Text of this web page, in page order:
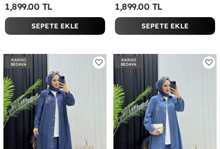
1,899.00 TL
SEPETE EKLE
1,899.00 TL
SEPETE EKLE
KARGO
BEDAVA
KARGO
BEDAVA